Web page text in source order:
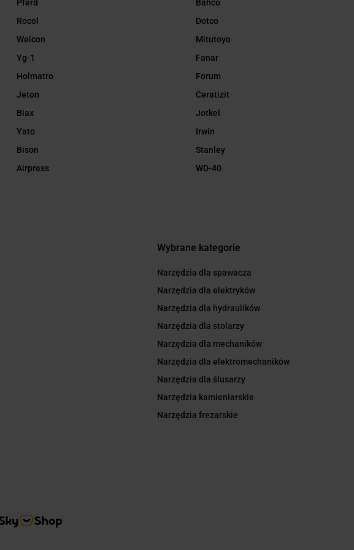
Pferd
Rocol
Weicon
Yg-1
Holmatro
Jeton
Biax
Yato
Bison
Airpress
Bahco
Dotco
Mitutoyo
Fanar
Forum
Ceratizit
Jotkel
Irwin
Stanley
WD-40
Wybrane kategorie
Narzędzia dla spawacza
Narzędzia dla elektryków
Narzędzia dla hydraulików
Narzędzia dla stolarzy
Narzędzia dla mechaników
Narzędzia dla elektromechaników
Narzędzia dla ślusarzy
Narzędzia kamieniarskie
Narzędzia frezarskie